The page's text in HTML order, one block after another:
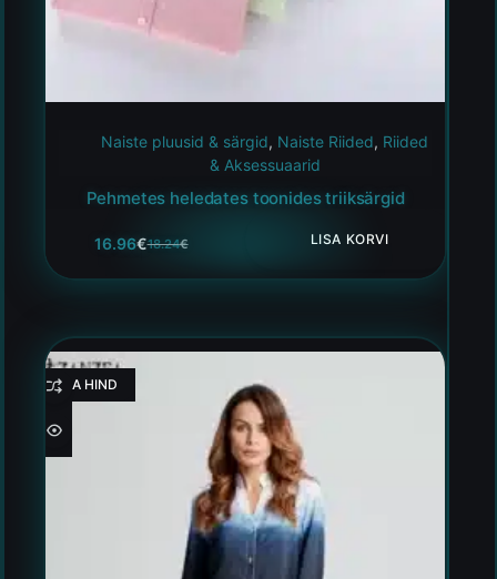
Naiste pluusid & särgid, Naiste Riided, Riided
& Aksessuaarid
Pehmetes heledates toonides triiksärgid
18.24€
16.96€ LISA KORVI
HEA HIND